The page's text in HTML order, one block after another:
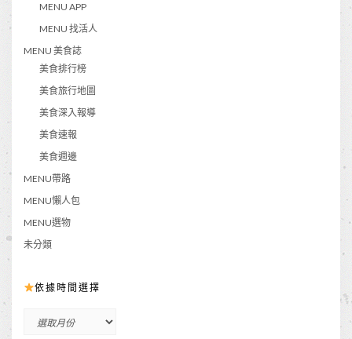
MENU APP
MENU 找活人
MENU 美食誌
美食排行榜
美食旅行地圖
美食深入報導
美食速報
美食週邊
MENU帶路
MENU懶人包
MENU選物
未分類
依據時間選擇